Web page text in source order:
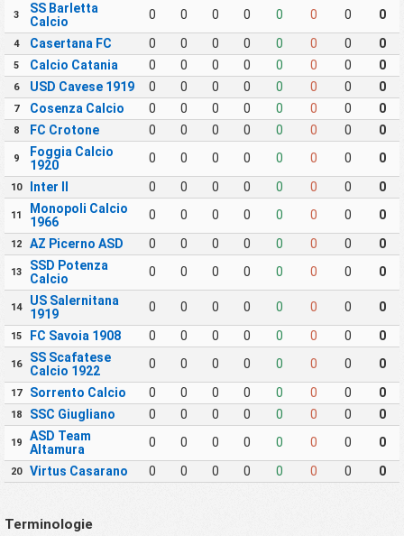
3
SS Barletta
Calcio
0 0 0 0 0 0 0 0
4 Casertana FC 0 0 0 0 0 0 0 0
5 Calcio Catania 0 0 0 0 0 0 0 0
6 USD Cavese 1919 0 0 0 0 0 0 0 0
7 Cosenza Calcio 0 0 0 0 0 0 0 0
8 FC Crotone 0 0 0 0 0 0 0 0
9
Foggia Calcio
1920
0 0 0 0 0 0 0 0
10 Inter II 0 0 0 0 0 0 0 0
11
Monopoli Calcio
1966
0 0 0 0 0 0 0 0
12 AZ Picerno ASD 0 0 0 0 0 0 0 0
13
SSD Potenza
Calcio
0 0 0 0 0 0 0 0
14
US Salernitana
1919
0 0 0 0 0 0 0 0
15 FC Savoia 1908 0 0 0 0 0 0 0 0
16
SS Scafatese
Calcio 1922
0 0 0 0 0 0 0 0
17 Sorrento Calcio 0 0 0 0 0 0 0 0
18 SSC Giugliano 0 0 0 0 0 0 0 0
19
ASD Team
Altamura
0 0 0 0 0 0 0 0
20 Virtus Casarano 0 0 0 0 0 0 0 0
Terminologie